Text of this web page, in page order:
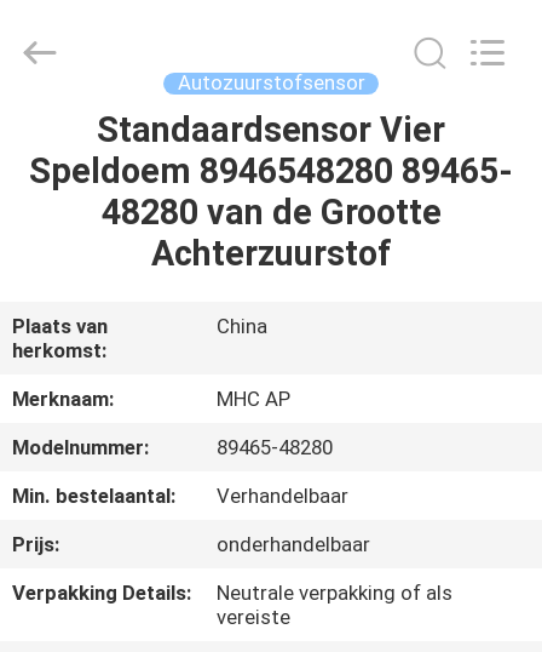
PRODUCTEN
ONS
FABRIEKSREIS
KWALITEITSCONTROLE
NEEM
CONTACT
Limited.
Autozuurstofsensor
Standaardsensor Vier
Speldoem 8946548280 89465-
48280 van de Grootte
Achterzuurstof
Plaats van
herkomst:
China
Merknaam:
MHC AP
Modelnummer:
89465-48280
Min. bestelaantal:
Verhandelbaar
Prijs:
onderhandelbaar
Verpakking Details:
Neutrale verpakking of als
vereiste